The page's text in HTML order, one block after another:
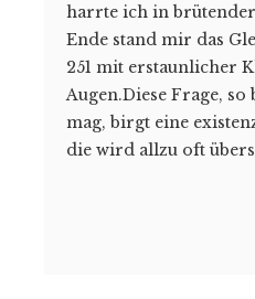
harrte ich in
Ende stand mir das
251 mit erstaunlicher
Augen.Diese Frage,
mag, birgt eine
die wird allzu oft